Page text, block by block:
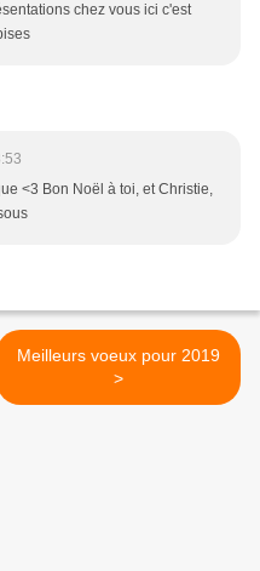
chez vous ici c'est
<3 Bon Noël à toi, et Christie,
Meilleurs voeux pour 2019
>